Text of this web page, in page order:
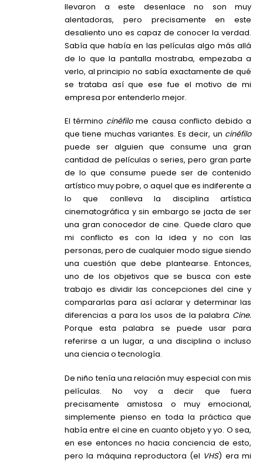
llevaron a este desenlace no son muy
alentadoras, pero precisamente en este
desaliento uno es capaz de conocer la verdad.
Sabía que había en las películas algo más allá
de lo que la pantalla mostraba, empezaba a
verlo, al principio no sabía exactamente de qué
se trataba así que ese fue el motivo de mi
empresa por entenderlo mejor.
El término cinéfilome causa conflicto debido a
que tiene muchas variantes. Es decir, un cinéfilo
puede ser alguien que consume una gran
cantidad de películas o series, pero gran parte
de lo que consume puede ser de contenido
artístico muy pobre, o aquel que es indiferente a
lo que conlleva la disciplina artística
cinematográfica y sin embargo se jacta de ser
una gran conocedor de cine. Quede claro que
mi conflicto es con la idea y no con las
personas, pero de cualquier modo sigue siendo
una cuestión que debe plantearse. Entonces,
uno de los objetivos que se busca con este
trabajo es dividir las concepciones del cine y
compararlas para así aclarar y determinar las
diferencias a para los usos de la palabra Cine.
Porque esta palabra se puede usar para
referirse a un lugar, a una disciplina o incluso
una ciencia o tecnología.
De niño tenía una relación muy especial con mis
películas. No voy a decir que fuera
precisamente amistosa o muy emocional,
simplemente pienso en toda la práctica que
había entre el cine en cuanto objeto y yo. O sea,
en ese entonces no hacia conciencia de esto,
pero la máquina reproductora (el VHS) era mi